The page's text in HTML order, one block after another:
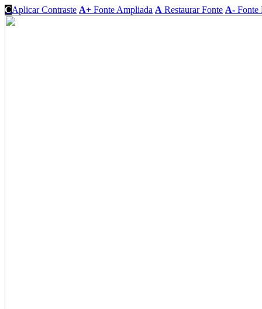
CAplicar Contraste A+ Fonte Ampliada A Restaurar Fonte A- Fonte